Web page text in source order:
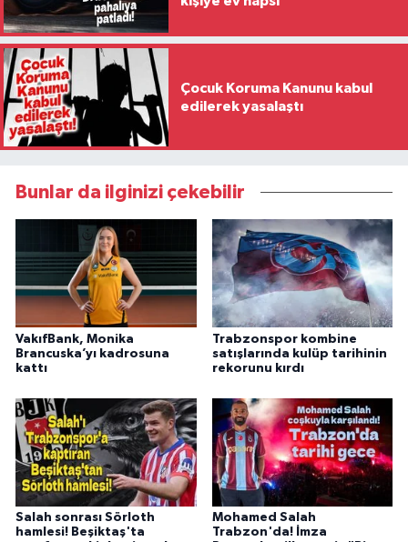
Çocuk Koruma Kanunu kabul
edilerek yasalaştı
Bunlar da ilginizi çekebilir
VakıfBank, Monika
Brancuska’yı kadrosuna
kattı
Trabzonspor kombine
satışlarında kulüp tarihinin
rekorunu kırdı
Salah sonrası Sörloth
hamlesi! Beşiktaş'ta
Mohamed Salah
Trabzon'da! İmza